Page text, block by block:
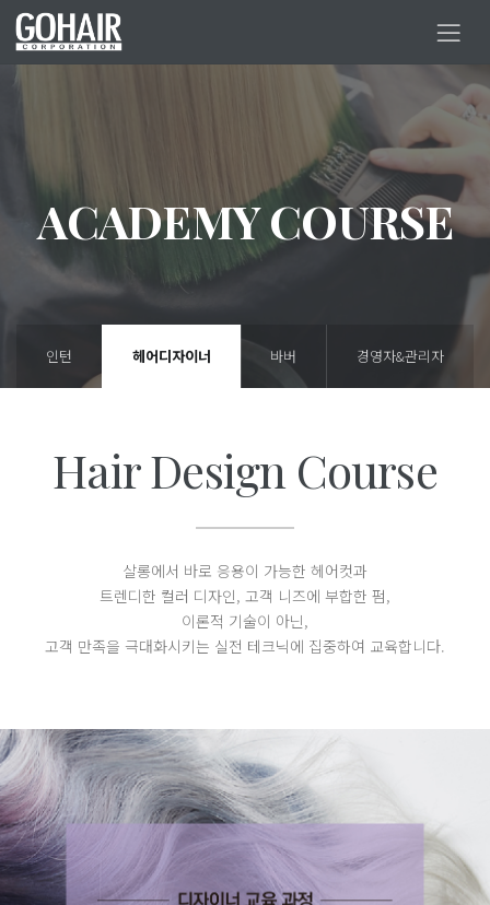
ACADEMY COURSE
인턴 헤어디자이너 바버 경영자&관리자
Hair Design Course
살롱에서 바로 응용이 가능한 헤어컷과
트렌디한 컬러 디자인, 고객 니즈에 부합한 펌,
이론적 기술이 아닌,
고객 만족을 극대화시키는 실전 테크닉에 집중하여 교육합니다.